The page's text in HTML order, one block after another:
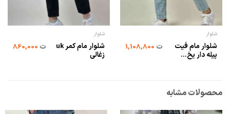
شلوار
شلوار مام فیت
پیله دار یخ...
ت1,108,800
شلوار
شلوار مام کمر uk
زغالی
ت860,000
محصولات مشابه